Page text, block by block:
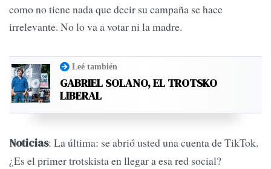
como no tiene nada que decir su campaña se hace
irrelevante. No lo va a votar ni la madre.
Leé también
GABRIEL SOLANO, EL TROTSKO
LIBERAL
Noticias: La última: se abrió usted una cuenta de TikTok.
¿Es el primer trotskista en llegar a esa red social?